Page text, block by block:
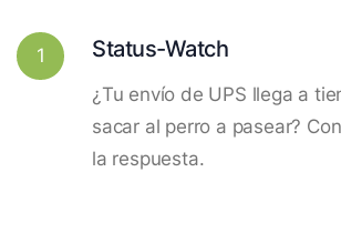
1 Status-Watch
¿Tu envío de UPS llega a
sacar al perro a pasear?
la respuesta.